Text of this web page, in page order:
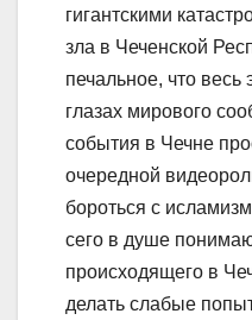
гигантскими
зла в Чеченской
печальное, что весь
глазах мирового
события в Чечне
очередной
бороться с
сего в душе
происходящего в
делать слабые